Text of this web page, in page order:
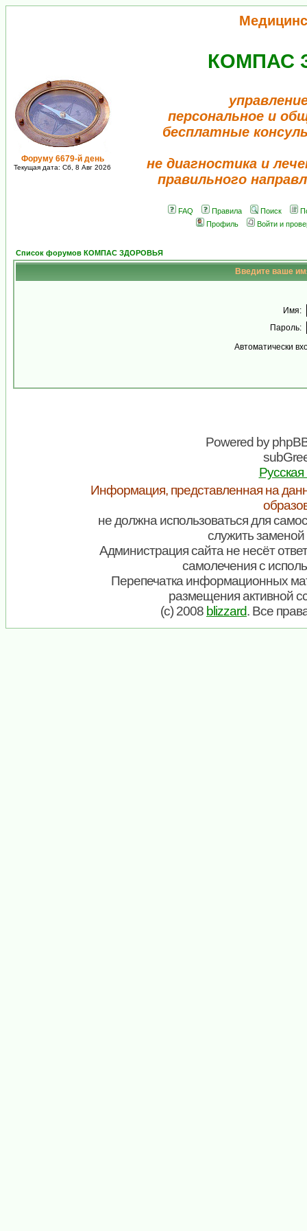
Форуму 6679-й день
Текущая дата: Сб, 8 Авг 2026
КОМПАС
персональное и
бесплатные
не диагностика и
правильного
FAQ Правила Поиск
Профиль
Войти и
Список форумов КОМПАС ЗДОРОВЬЯ
Введите ваше
Имя:
Пароль:
Автоматически
Powered by
Информация, представленная на
не должна использоваться для
служить заменой
Администрация сайта не несёт
самолечения с
Перепечатка информационных
размещения активной
(c) 2008 blizzard. Все